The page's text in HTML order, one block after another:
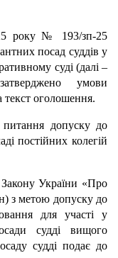
року № 193/зп-25
посад суддів у
суді (далі –
умови
оголошення.
допуску до
постійних колегій
України «Про
з метою допуску до
для участі у
судді вищого
судді подає до